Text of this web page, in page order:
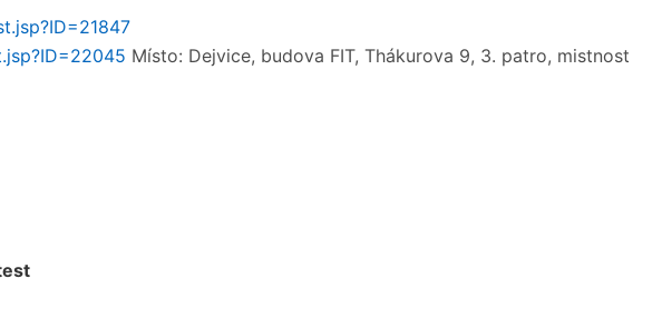
Místo: Dejvice, budova FIT, Thákurova 9, 3. patro, mistnost